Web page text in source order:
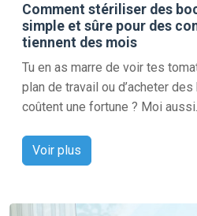
Comment stériliser des
simple et sûre pour des
tiennent des mois
Tu en as marre de voir tes
plan de travail ou d’acheter
coûtent une fortune ? Moi aussi.
Voir plus